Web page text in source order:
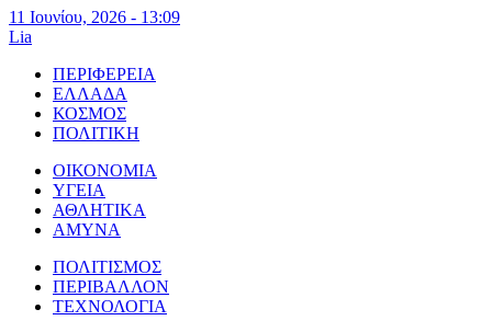
11 Ιουνίου, 2026 - 13:09
Lia
ΠΕΡΙΦΕΡΕΙΑ
ΕΛΛΑΔΑ
ΚΟΣΜΟΣ
ΠΟΛΙΤΙΚΗ
ΟΙΚΟΝΟΜΙΑ
ΥΓΕΙΑ
ΑΘΛΗΤΙΚΑ
ΑΜΥΝΑ
ΠΟΛΙΤΙΣΜΟΣ
ΠΕΡΙΒΑΛΛΟΝ
ΤΕΧΝΟΛΟΓΙΑ